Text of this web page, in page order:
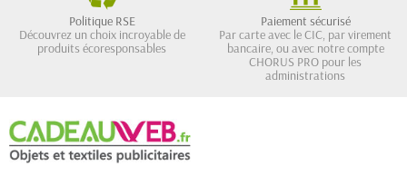
Politique RSE
Découvrez un choix incroyable de
produits écoresponsables
Paiement sécurisé
Par carte avec le CIC, par virement
bancaire, ou avec notre compte
CHORUS PRO pour les
administrations